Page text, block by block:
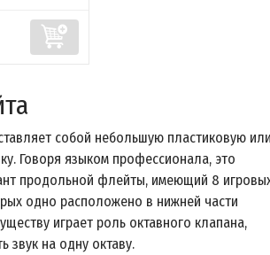
собой небольшую пластиковую
Говоря языком профессионала, это
продольной флейты, имеющий 8
одно расположено в нижней части
играет роль октавного клапана,
звук на одну октаву.